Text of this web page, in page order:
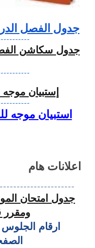
جدول الفصل الدراسي
إستبيان
استبيان موجه
اعلانات هام
جدول امتحان
ومقرر
ارقام